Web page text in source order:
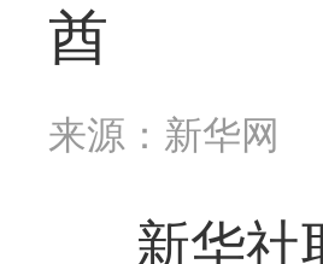
酋
来源：新华网
新华社